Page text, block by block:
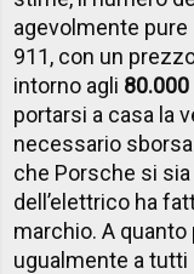
agevolmente
911, con un
intorno agli
portarsi a casa la
necessario
che Porsche si
dell’elettrico ha
marchio. A quanto
ugualmente a